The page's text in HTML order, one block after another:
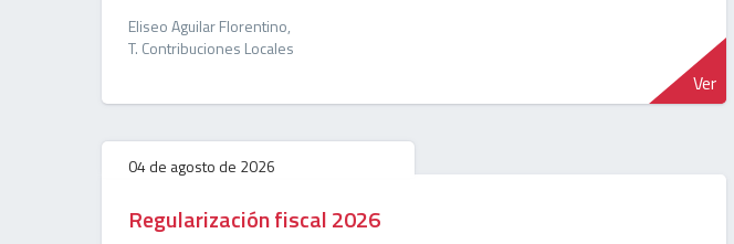
Eliseo Aguilar Florentino,
T. Contribuciones Locales
Ver
04 de agosto de 2026
Regularización fiscal 2026